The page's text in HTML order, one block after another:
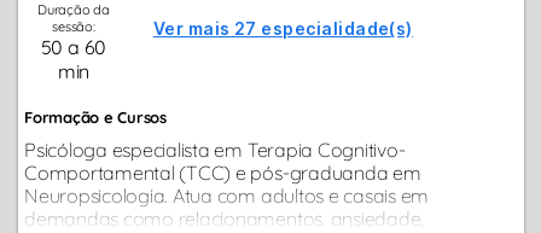
Duração da
sessão:
50 a 60
min
Ver mais 27 especialidade(s)
Formação e Cursos
Psicóloga especialista em Terapia Cognitivo-
Comportamental (TCC) e pós-graduanda em
Neuropsicologia. Atua com adultos e casais em
demandas como relacionamentos. ansiedade,